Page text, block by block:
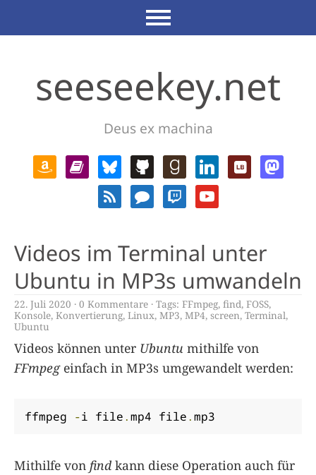
seeseekey.net
Deus ex machina
Videos im Terminal unter
Ubuntu in MP3s umwandeln
22. Juli 2020 0 Kommentare Tags: FFmpeg, find, FOSS,
Konsole, Konvertierung, Linux, MP3, MP4, screen, Terminal,
Ubuntu
Videos können unter Ubuntu mithilfe von
FFmpegeinfach in MP3s umgewandelt werden:
ffmpeg -i file.mp4 file.mp3
Mithilfe von find kann diese Operation auch für